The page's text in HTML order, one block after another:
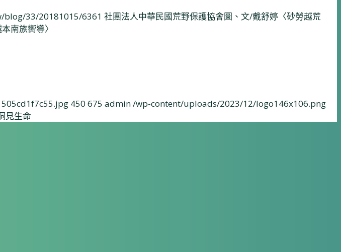
33/20181015/6361 社團法人中華民國荒野保護協會圖、文/戴舒婷〈砂勞越荒
南族嚮導〉
450 675 admin/wp-content/uploads/2023/12/logo146x106.png
見生命